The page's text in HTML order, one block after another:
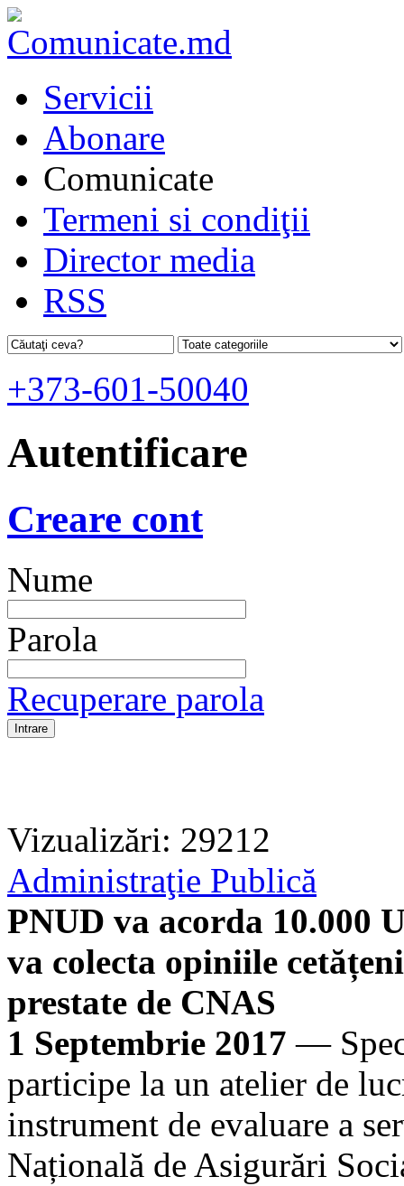
Servicii
Abonare
Comunicate
Termeni si condiţii
Director media
RSS
+373-601-50040
Autentificare
Creare cont
Nume
Parola
Recuperare parola
Vizualizări: 29212
Administraţie Publică
PNUD va acorda 10.000
va colecta opiniile
prestate de CNAS
1 Septembrie 2017 —
participe la un atelier de
instrument de evaluare a
Națională de Asigurări